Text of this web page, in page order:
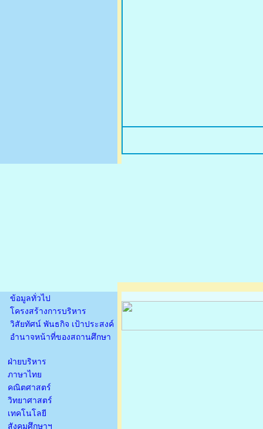
ข้อมูลทั่วไป
โครงสร้างการบริหาร
วิสัยทัศน์ พันธกิจ เป้าประสงค์
อำนาจหน้าที่ของสถานศึกษา
ฝ่ายบริหาร
ภาษาไทย
คณิตศาสตร์
วิทยาศาสตร์
เทคโนโลยี
สังคมศึกษาฯ